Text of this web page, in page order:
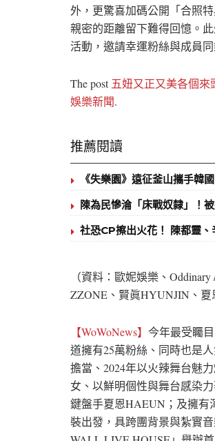
外，更驚喜加碼公開「合照
親密的距離留下難得回憶。
活動，邀請幸運粉絲與成員
The post 五妞又正又美各個
娛樂新聞.
推薦閱讀
《失樂園》遠征釜山攜手韓
陳為民慘淪「床戰奴隸」！
社恐CP擦出火花！ 陳都靈、
（資料：歐妮娛樂、
ZZONE、賢眞HYUNJIN、夏
【WoWoNews】 今年最受矚
道擁有25萬粉絲、同時也是
擔當、2024年以火辣舞台魅
女、以鮮明個性與舞台感染
鍵盤手夏恩HAEUN；及擁有
裝出發，具跨團背景與紮實